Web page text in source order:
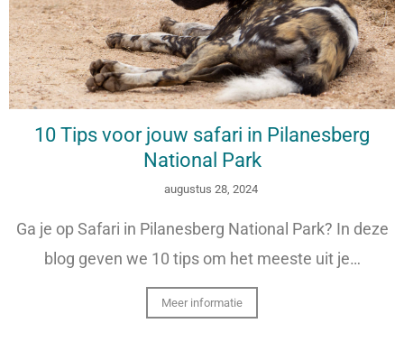
10 Tips voor jouw safari in Pilanesberg
National Park
augustus 28, 2024
Ga je op Safari in Pilanesberg National Park? In deze
blog geven we 10 tips om het meeste uit je…
Meer informatie